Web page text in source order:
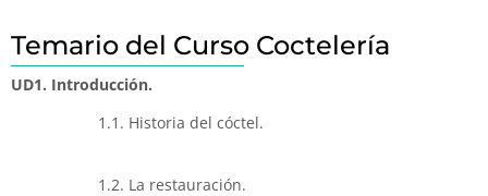
Temario del Curso Coctelería
UD1. Introducción.
1.1. Historia del cóctel.
1.2. La restauración.